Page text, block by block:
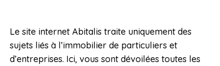
Le site internet Abitalis traite uniquement des
sujets liés à l’immobilier de particuliers et
d’entreprises. Ici, vous sont dévoilées toutes les